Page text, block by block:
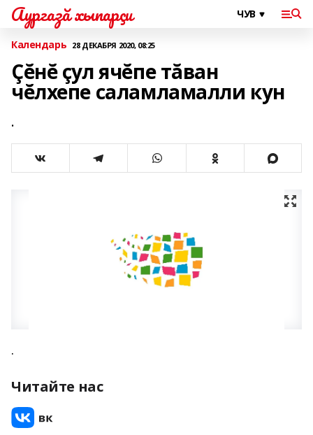
Аургазă хыпарçи
Календарь 28 ДЕКАБРЯ 2020, 08:25
Çĕнĕ çул ячĕпе тăван
чĕлхепе саламламалли кун
.
.
Читайте нас